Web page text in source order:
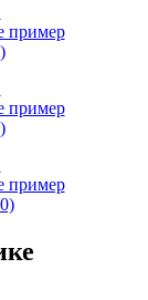
пример
пример
пример